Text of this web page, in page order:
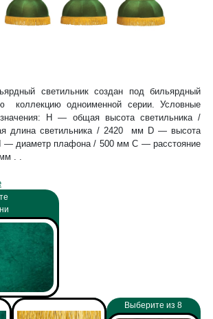
Выберите из 8
светильник создан под бильярдный
коллекцию одноименной серии. Условные
Н — общая высота светильника /
длина светильника / 2420 мм D — высота
— диаметр плафона / 500 мм C — расстояние
. .